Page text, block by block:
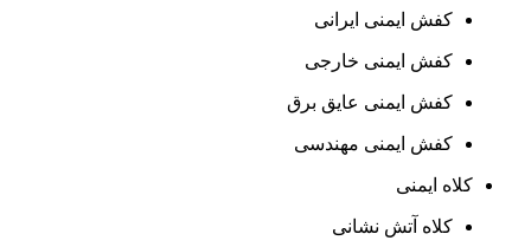
کفش ایمنی ایرانی
کفش ایمنی خارجی
کفش ایمنی عایق برق
کفش ایمنی مهندسی
کلاه ایمنی
کلاه آتش نشانی